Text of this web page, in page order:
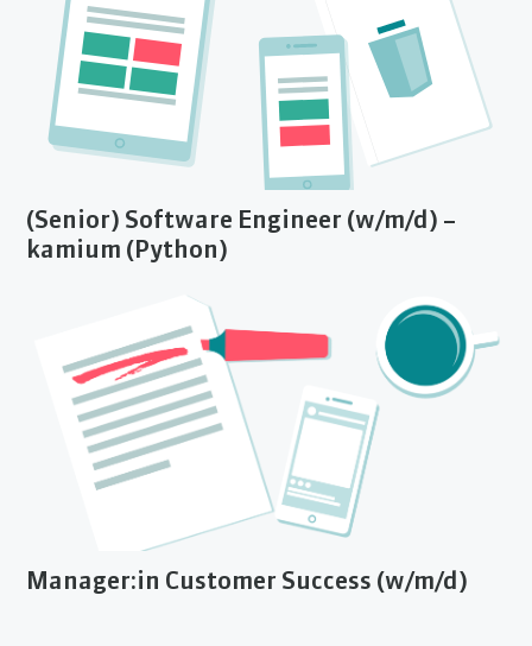
(Senior) Software Engineer (w/m/d) –
kamium (Python)
Manager:in Customer Success (w/m/d)